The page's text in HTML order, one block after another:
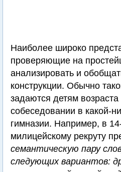
Наиболее широко
проверяющие на
анализировать и
конструкции. Обычно
задаются детям
собеседовании в какой-
гимназии. Например, в
милицейскому рекруту
семантическую пару
следующих вариантов: